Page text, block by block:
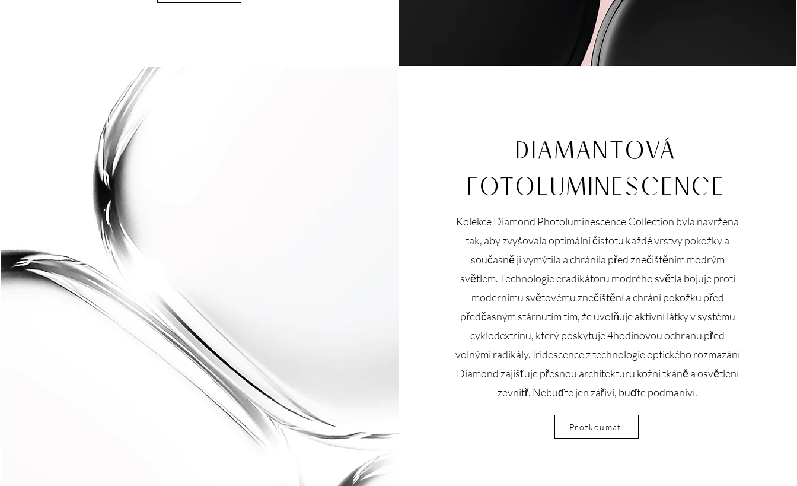
DIAMANTOVÁ
FOTOLUMINESCENCE
Kolekce Diamond Photoluminescence Collection byla navržena
tak, aby zvyšovala optimální čistotu každé vrstvy pokožky a
současně ji vymýtila a chránila před znečištěním modrým
světlem. Technologie eradikátoru modrého světla bojuje proti
modernímu světovému znečištění a chrání pokožku před
předčasným stárnutím tím, že uvolňuje aktivní látky v systému
cyklodextrinu, který poskytuje 4hodinovou ochranu před
volnými radikály. Iridescence z technologie optického rozmazání
Diamond zajišťuje přesnou architekturu kožní tkáně a osvětlení
zevnitř. Nebuďte jen zářiví, buďte podmaniví.
Prozkoumat